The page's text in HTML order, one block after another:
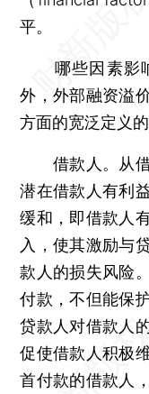
平。
哪些因素影响
外，外部融资溢
方面的宽泛定义
借款人。从借
潜在借款人有利
缓和，即借款人
入，使其激励与
款人的损失风险
付款，不但能保
贷款人对借款人
促使借款人积极
首付款的借款人